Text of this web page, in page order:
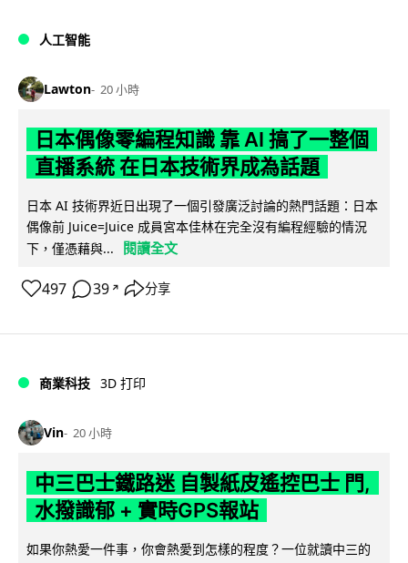
人工智能
Lawton 20 小時
日本偶像零編程知識 靠 AI 搞了一整個
直播系統 在日本技術界成為話題
日本 AI 技術界近日出現了一個引發廣泛討論的熱門話題：日本
偶像前 Juice=Juice 成員宮本佳林在完全沒有編程經驗的情況
下，僅憑藉與...
閱讀全文
497 39 ↗ 分享
商業科技 3D 打印
Vin 20 小時
中三巴士鐵路迷 自製紙皮遙控巴士 門,
水撥識郁 + 實時GPS報站
如果你熱愛一件事，你會熱愛到怎樣的程度？一位就讀中三的